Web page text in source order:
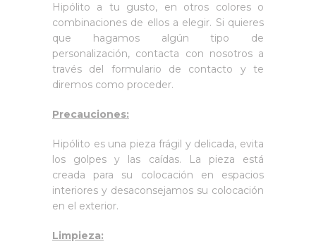
Hipólito a tu gusto, en otros colores o
combinaciones de ellos a elegir. Si quieres
que hagamos algún tipo de
personalización, contacta con nosotros a
través del formulario de contacto y te
diremos como proceder.
Precauciones:
Hipólito es una pieza frágil y delicada, evita
los golpes y las caídas. La pieza está
creada para su colocación en espacios
interiores y desaconsejamos su colocación
en el exterior.
Limpieza: